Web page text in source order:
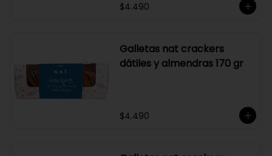
$4.490
Galletas nat crackers
dátiles y almendras 170 gr
$4.490